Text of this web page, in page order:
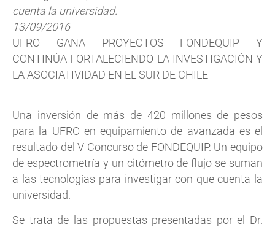
cuenta la universidad.
13/09/2016
UFRO GANA PROYECTOS FONDEQUIP Y
CONTINÚA FORTALECIENDO LA INVESTIGACIÓN Y
LA ASOCIATIVIDAD EN EL SUR DE CHILE
Una inversión de más de 420 millones de pesos
para la UFRO en equipamiento de avanzada es el
resultado del V Concurso de FONDEQUIP. Un equipo
de espectrometría y un citómetro de flujo se suman
a las tecnologías para investigar con que cuenta la
universidad.
Se trata de las propuestas presentadas por el Dr.